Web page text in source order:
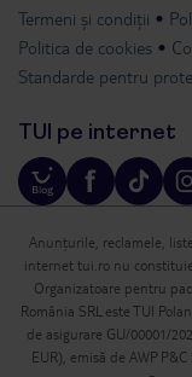
Termeni și condiții
Politica de cookies
Standarde pentru
TUI pe internet
Anunțurile, reclamele,
internet tui.ro nu
Organizatoare pentru
România SRL este TUI
de asigurare GU/00001/
EUR), emisă de AWP